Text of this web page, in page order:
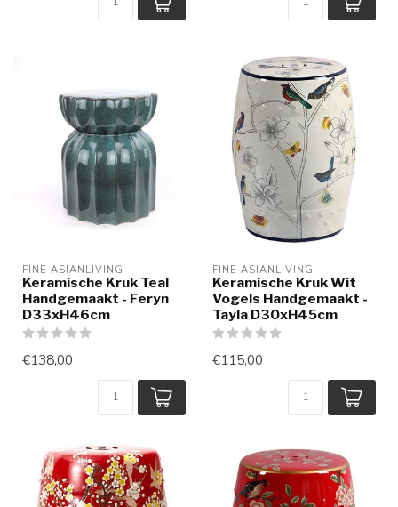
FINE ASIANLIVING
Keramische Kruk Teal
Handgemaakt - Feryn
D33xH46cm
€138,00
FINE ASIANLIVING
Keramische Kruk Wit
Vogels Handgemaakt -
Tayla D30xH45cm
€115,00